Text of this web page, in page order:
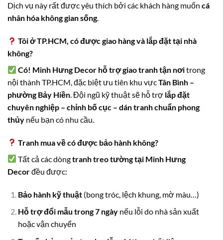
Dịch vụ này rất được yêu thích bởi các khách hàng muốn cá
nhân hóa không gian sống.
Tôi ở TP.HCM, có được giao hàng và lắp đặt tại nhà
không?
Có! Minh Hưng Decor hỗ trợ giao tranh tận nơitrong
nội thành TP.HCM, đặc biệt ưu tiên khu vựcTân Bình –
phường Bảy Hiền. Đội ngũ kỹ thuật sẽ hỗ trợ lắp đặt
chuyên nghiệp – chỉnh bố cục – dán tranh chuẩn phong
thủy nếu bạn có nhu cầu.
Tranh mua về có được bảo hành không?
Tất cả các dòngtranh treo tường tại Minh Hưng
Decorđều được:
Bảo hành kỹ thuật(bong tróc, lệch khung, mờ màu…)
Hỗ trợ đổi mẫu trong 7 ngàynếu lỗi do nhà sản xuất
hoặc vận chuyển